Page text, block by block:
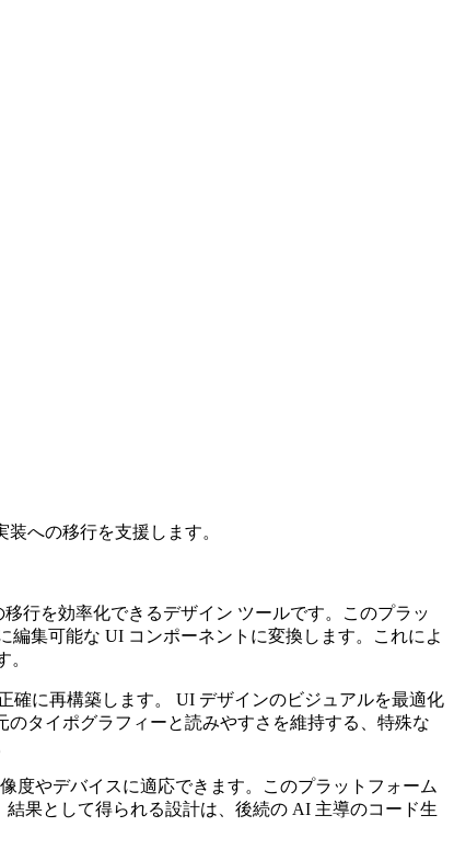
への移行を支援します。
行を効率化できるデザイン ツールです。このプラッ
編集可能な UI コンポーネントに変換します。これによ
確に再構築します。 UI デザインのビジュアルを最適化
タイポグラフィーと読みやすさを維持する、特殊な
度やデバイスに適応できます。このプラットフォーム
果として得られる設計は、後続の AI 主導のコード生